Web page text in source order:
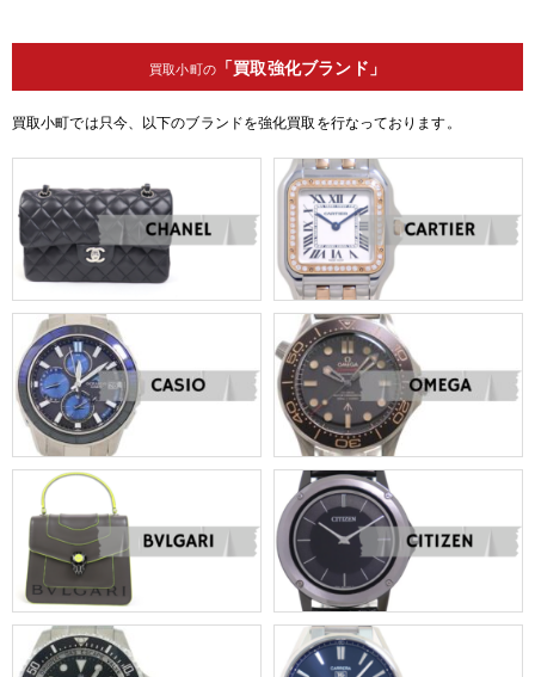
買取小町の「買取強化ブランド」
買取小町では只今、以下のブランドを強化買取を行なっております。